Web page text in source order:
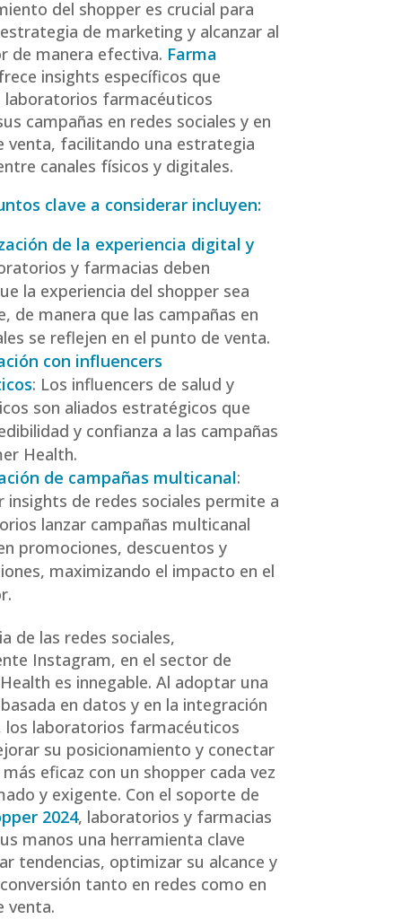
del shopper es crucial para
de marketing y alcanzar al
de manera efectiva. Farma
insights específicos que
laboratorios farmacéuticos
campañas en redes sociales y en
venta, facilitando una estrategia
canales físicos y digitales.
clave a considerar incluyen:
de la experiencia digital y
y farmacias deben
la experiencia del shopper sea
de manera que las campañas en
se reflejen en el punto de venta.
con influencers
: Los influencers de salud y
son aliados estratégicos que
y confianza a las campañas
Health.
de campañas multicanal:
insights de redes sociales permite a
lanzar campañas multicanal
promociones, descuentos y
maximizando el impacto en el
de las redes sociales,
Instagram, en el sector de
es innegable. Al adoptar una
en datos y en la integración
los laboratorios farmacéuticos
su posicionamiento y conectar
eficaz con un shopper cada vez
y exigente. Con el soporte de
2024, laboratorios y farmacias
manos una herramienta clave
tendencias, optimizar su alcance y
tanto en redes como en
venta.